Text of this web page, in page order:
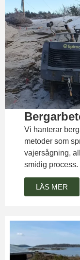
Vi hanterar
metoder som
vajersågning,
smidig process.
LÄS MER